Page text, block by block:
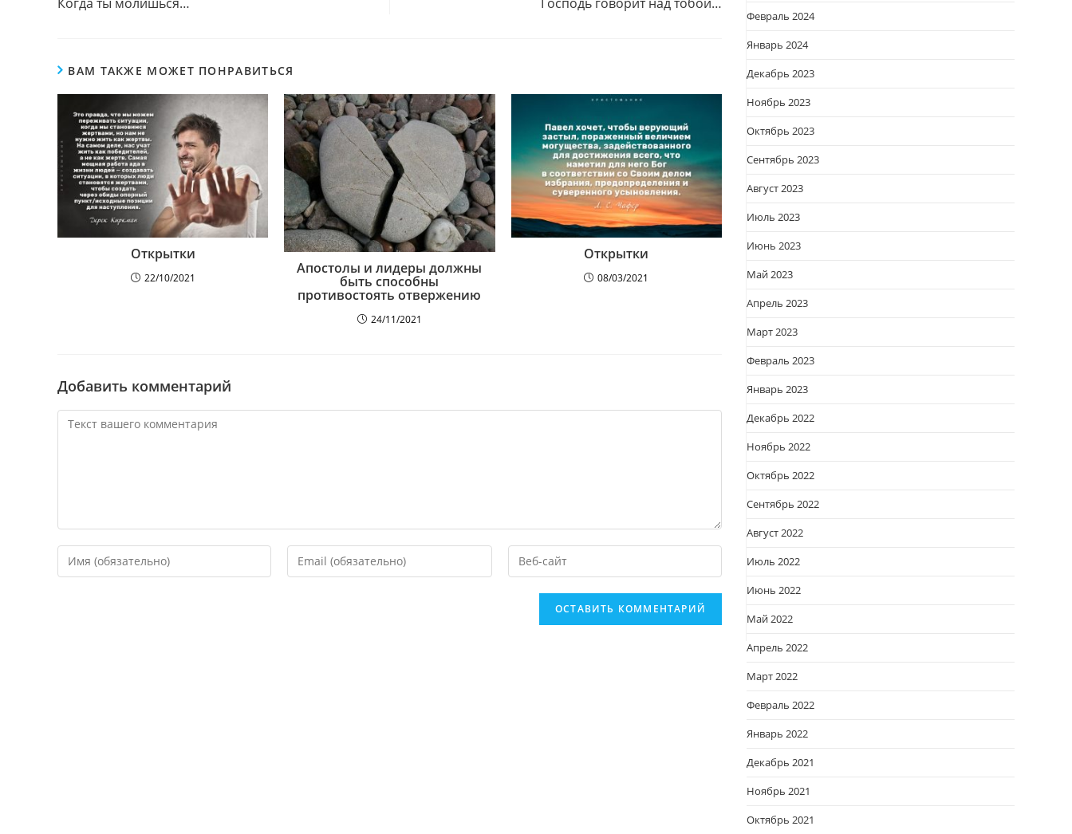
ВАМ ТАКЖЕ МОЖЕТ ПОНРАВИТЬСЯ
Открытки
22/10/2021
Апостолы и лидеры должны
быть способны
противостоять отвержению
24/11/2021
Открытки
08/03/2021
Добавить комментарий
Февраль 2024
Январь 2024
Декабрь 2023
Ноябрь 2023
Октябрь 2023
Сентябрь 2023
Август 2023
Июль 2023
Июнь 2023
Май 2023
Апрель 2023
Март 2023
Февраль 2023
Январь 2023
Декабрь 2022
Ноябрь 2022
Октябрь 2022
Сентябрь 2022
Август 2022
Июль 2022
Июнь 2022
Май 2022
Апрель 2022
Март 2022
Февраль 2022
Январь 2022
Декабрь 2021
Ноябрь 2021
Октябрь 2021